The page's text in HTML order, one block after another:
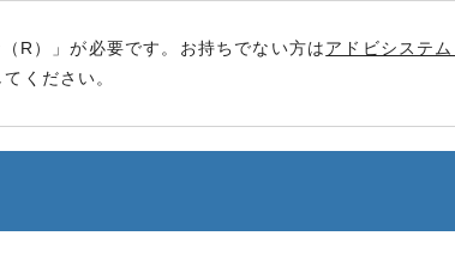
R）」が必要です。お持ちでない方はアドビシステ
ください。